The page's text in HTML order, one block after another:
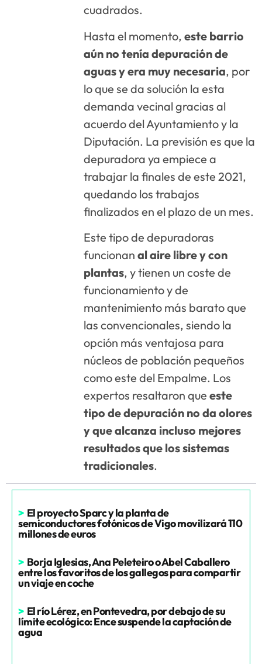
cuadrados.
Hasta el momento,este barrio
aún no tenía depuración de
aguas y era muy necesaria, por
lo que se da solución la esta
demanda vecinal gracias al
acuerdo del Ayuntamiento y la
Diputación. La previsión es que la
depuradora ya empiece a
trabajar la finales de este 2021,
quedando los trabajos
finalizados en el plazo de un mes.
Este tipo de depuradoras
funcionanal aire libre y con
plantas, y tienen un coste de
funcionamiento y de
mantenimiento más barato que
las convencionales, siendo la
opción más ventajosa para
núcleos de población pequeños
como este del Empalme. Los
expertos resaltaron queeste
tipo de depuración no da olores
y que alcanza incluso mejores
resultados que los sistemas
tradicionales.
> El proyecto Sparc y la planta de
semiconductores fotónicos de Vigo movilizará 110
millones de euros
> Borja Iglesias, Ana Peleteiro o Abel Caballero
entre los favoritos de los gallegos para compartir
un viaje en coche
> El río Lérez, en Pontevedra, por debajo de su
límite ecológico: Ence suspende la captación de
agua